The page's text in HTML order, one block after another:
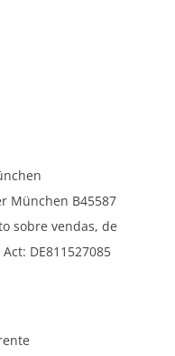
München B45587
sobre vendas, de
DE811527085